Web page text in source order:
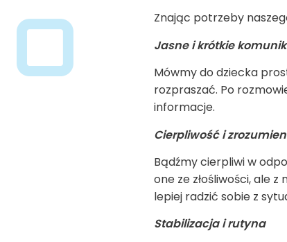
Znając potrzeby
Jasne i krótkie
Mówmy do dziecka
rozpraszać. Po
informacje.
Cierpliwość i
Bądźmy cierpliwi w
one ze złośliwości, ale
lepiej radzić sobie z
Stabilizacja i rutyna